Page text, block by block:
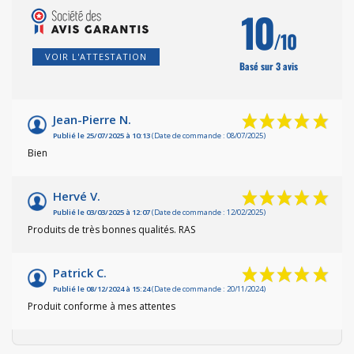
VOIR L'ATTESTATION 10/10
Basé sur 3 avis
Jean-Pierre N.
Publié le 25/07/2025 à 10:13(Date de commande : 08/07/2025)
Bien
Hervé V.
Publié le 03/03/2025 à 12:07(Date de commande : 12/02/2025)
Produits de très bonnes qualités. RAS
Patrick C.
Publié le 08/12/2024 à 15:24(Date de commande : 20/11/2024)
Produit conforme à mes attentes